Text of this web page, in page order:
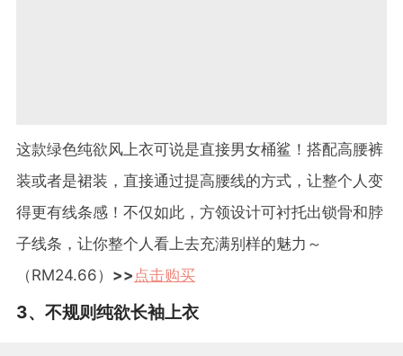
这款绿色纯欲风上衣可说是直接男女桶鲨！搭配高腰裤
装或者是裙装，直接通过提高腰线的方式，让整个人变
得更有线条感！不仅如此，方领设计可衬托出锁骨和脖
子线条，让你整个人看上去充满别样的魅力～
（RM24.66） >> 点击购买
3、不规则纯欲长袖上衣